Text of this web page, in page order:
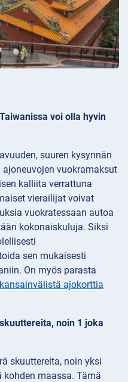
voi olla hyvin
suuren kysynnän
vuokramaksut
kalliita verrattuna
vierailijat voivat
vuokratessaan autoa
kokonaiskuluja. Siksi
sen mukaisesti
On myös parasta
kansainvälistä ajokorttia
noin 1 joka
skuuttereita, noin yksi
maassa. Tämä